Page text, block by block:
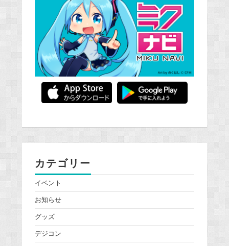
カテゴリー
イベント
お知らせ
グッズ
デジコン